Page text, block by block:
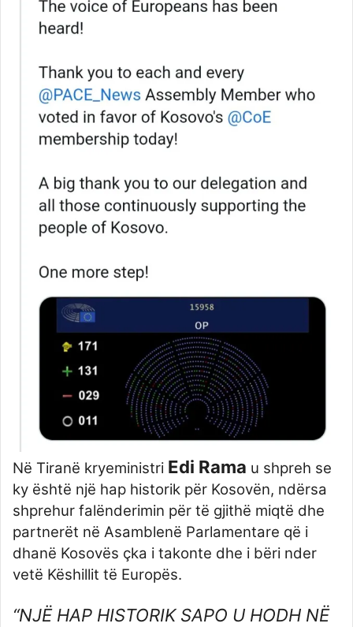
Në Tiranë kryeministri Edi Rama u shpreh se
ky është një hap historik për Kosovën, ndërsa
shprehur falënderimin për të gjithë miqtë dhe
partnerët në Asamblenë Parlamentare që i
dhanë Kosovës çka i takonte dhe i bëri nder
vetë Këshillit të Europës.
“NJË HAP HISTORIK SAPO U HODH NË